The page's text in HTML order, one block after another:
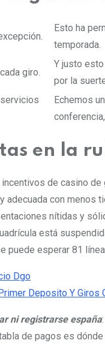
Esto ha
temporada.
giro.
Y justo
por la
Echemos
en la
de casino
adecuada con menos
nítidas y
está
puede esperar 81
Dgo
Deposito Y Giros
ni registrarse españa
de pagos es